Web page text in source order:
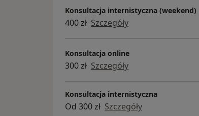
Konsultacja internistyczna (weekend)
400 zł Szczegóły
Konsultacja online
300 zł Szczegóły
Konsultacja internistyczna
Od 300 zł Szczegóły